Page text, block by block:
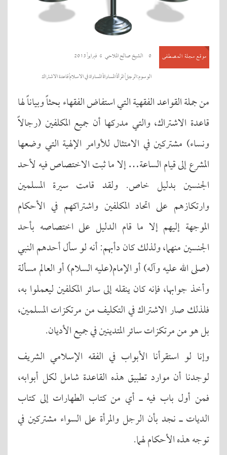
موقع مجلة المصطفى 0 الشيخ صالح الملاحي 6 فبراير, 2013
الوسوم:الرجل,المرأة,المساواة,المساواة في الاسلام,قاعدة الاشتراك
من جملة القواعد الفقهية التي استفاض الفقهاء بحثاً وبياناً لها
قاعدة الاشتراك، والتي مدركها أن جميع المكلفين (رجالاً
ونساء) مشتركين في الامتثال للأوامر الإلهية التي وضعها
المشرع إلى قيام الساعة… إلا ما ثبت الاختصاص فيه لأحد
الجنسين بدليل خاص. ولقد قامت سيرة المسلمين
وارتكازهم على اتحاد المكلفين واشتراكهم في الأحكام
الموجهة إليهم إلا ما قام الدليل على اختصاصه بأحد
الجنسين منهما، ولذلك كان دأبهم: أنه لو سأل أحدهم النبي
(صلى الله عليه وآله) أو الإمام(عليه السلام) أو العالم مسألة
وأخذ جوابها، فإنه كان ينقله إلى سائر المكلفين ليعملوا به،
فلذلك صار الاشتراك في التكليف من مرتكزات المسلمين،
بل هو من مرتكزات سائر المتدينين في جميع الأديان.
وإنا لو استقرأنا الأبواب في الفقه الإسلامي الشريف
لوجدنا أن موارد تطبيق هذه القاعدة شامل لكل أبوابه،
فمن أول باب فيه ـ أي من كتاب الطهارات إلى كتاب
الديات ـ نجد بأن الرجل والمرأة على السواء مشتركين في
توجه هذه الأحكام لهما.